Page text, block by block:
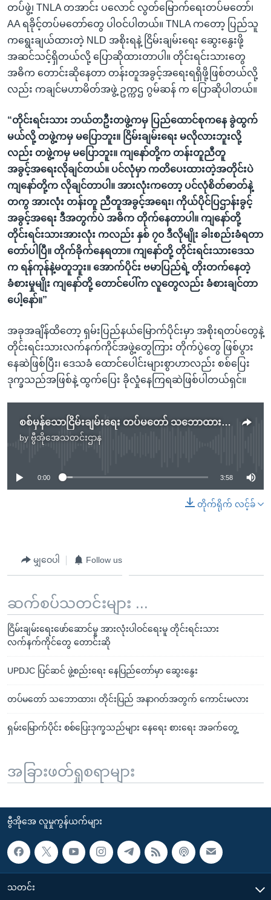
တပ်ဖွဲ့၊ TNLA တအာင်း ပလောင် လွတ်မြောက်ရေးတပ်မတော်၊
AA ရခိုင့်တပ်မတော်တွေ ပါဝင်ပါတယ်။ TNLA ကတော့ ပြည်သူ
ကရွေးချယ်ထားတဲ့ NLD အစိုးရနဲ့ ငြိမ်းချမ်းရေး ဆွေးနွေးဖို့
အဆင်သင့်ရှိတယ်လို့ ပြောဆိုထားတာပါ။ တိုင်းရင်းသားတွေ
အဓိက တောင်းဆိုနေတာ တန်းတူအခွင့်အရေးရရှိဖို့ဖြစ်တယ်လို့
လည်း ကချင်မဟာမိတ်အဖွဲ့ ဥက္ကဌ ဂွမ်ဆန် က ပြောဆိုပါတယ်။
“တိုင်းရင်းသား ဘယ်တဦးတဖွဲ့ကမှ ပြည်ထောင်စုကနေ ခွဲထွက်
မယ်လို့ တဖွဲ့ကမှ မပြောဘူး။ ငြိမ်းချမ်းရေး မလိုလားဘူးလို့
လည်း တဖွဲ့ကမှ မပြောဘူး။ ကျနော်တို့က တန်းတူညီတူ
အခွင့်အရေးလိုချင်တယ်။ ပင်လုံမှာ ကတိပေးထားတဲ့အတိုင်းပဲ
ကျနော်တို့က လိုချင်တာပါ။ အားလုံးကတော့ ပင်လုံစိတ်ဓာတ်နဲ့
တကွ အားလုံး တန်းတူ ညီတူအခွင့်အရေး၊ ကိုယ်ပိုင်ပြဌာန်းခွင့်
အခွင့်အရေး ဒီအတွက်ပဲ အဓိက တိုက်နေတာပါ။ ကျနော်တို့
တိုင်းရင်းသားအားလုံး ကလည်း နှစ် ၇၀ ဒီလိုမျိုး ခါးစည်းခံရတာ
တော်ပါပြီ။ တိုက်ခိုက်နေရတာ။ ကျနော်တို့ တိုင်းရင်းသားဒေသ
က ရန်ကုန်နဲ့မတူဘူး။ အောက်ပိုင်း ဗမာပြည်ရဲ့ တိုးတက်နေတဲ့
ခံစားမှုမျိုး ကျနော်တို့ တောင်ပေါ်က လူတွေလည်း ခံစားချင်တာ
ပေါ့နော်။”
အခုအချိန်ထိတော့ ရှမ်းပြည်နယ်မြောက်ပိုင်းမှာ အစိုးရတပ်တွေနဲ့
တိုင်းရင်းသားလက်နက်ကိုင်အဖွဲ့တွေကြား တိုက်ပွဲတွေ ဖြစ်ပွား
နေဆဲဖြစ်ပြီး၊ ဒေသခံ ထောင်ပေါင်းများစွာဟာလည်း စစ်ပြေး
ဒုက္ခသည်အဖြစ်နဲ့ ထွက်ပြေး ခိုလှုံနေကြရဆဲဖြစ်ပါတယ်ရှင်။
စစ်မှန်သောငြိမ်းချမ်းရေး တပ်မတော် သဘောထားပြောင်းဖို့လိုအပ်
by ဗွီအိုအေသတင်းဌာန
No media source currently available
0:00 3:58
တိုက်ရိုက် လင့်ခ်
မျှဝေပါ Follow us
ဆက်စပ်သတင်းများ ...
ငြိမ်းချမ်းရေးဖော်ဆောင်မှု အားလုံးပါဝင်ရေးမူ တိုင်းရင်းသား
လက်နက်ကိုင်တွေ တောင်းဆို
UPDJC ပြင်ဆင် ဖွဲ့စည်းရေး နေပြည်တော်မှာ ဆွေးနွေး
တပ်မတော် သဘောထား၊ တိုင်းပြည် အနာဂတ်အတွက် ကောင်းမလား
ရှမ်းမြောက်ပိုင်း စစ်ပြေးဒုက္ခသည်များ နေရေး စားရေး အခက်တွေ့
အခြားဖတ်ရှုစရာများ
ဗွီအိုအေ လူမှုကွန်ယက်များ
သတင်း